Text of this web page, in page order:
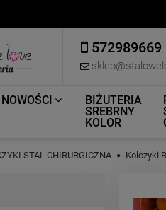
572989669
NOWOŚCI
BIŻUTERIA
SREBRNY
KOLOR
STAL CHIRURGICZNA Kolczyki